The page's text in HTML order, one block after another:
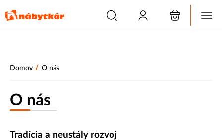
Domov / O nás
O nás
Tradícia a neustály rozvoj